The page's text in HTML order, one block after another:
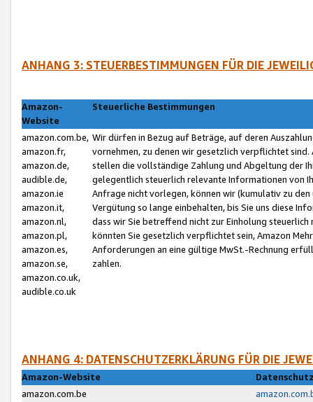
ANHANG 3: STEUERBESTIMMUNGEN FÜR DIE
Amazon-
Website
Steuerliche Bestimmungen
amazon.com.be,
amazon.fr,
amazon.de,
audible.de,
amazon.ie
amazon.it,
amazon.nl,
amazon.pl,
amazon.es,
amazon.se,
amazon.co.uk,
audible.co.uk
Wir dürfen in Bezug auf Beträge, auf deren
vornehmen, zu denen wir gesetzlich verpflichtet
stellen die vollständige Zahlung und Abgeltung der
gelegentlich steuerlich relevante Informationen von
Anfrage nicht vorlegen, können wir (kumulativ zu
Vergütung so lange einbehalten, bis Sie uns diese
dass wir Sie betreffend nicht zur Einholung
könnten Sie gesetzlich verpflichtet sein, Amazon
Anforderungen an eine gültige MwSt.-Rechnung
zahlen.
ANHANG 4: DATENSCHUTZERKLÄRUNG FÜR DIE
Amazon-Website
amazon.com.be